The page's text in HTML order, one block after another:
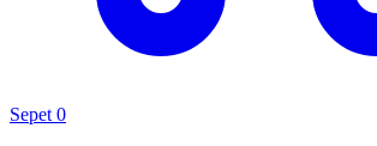
Sepet 0